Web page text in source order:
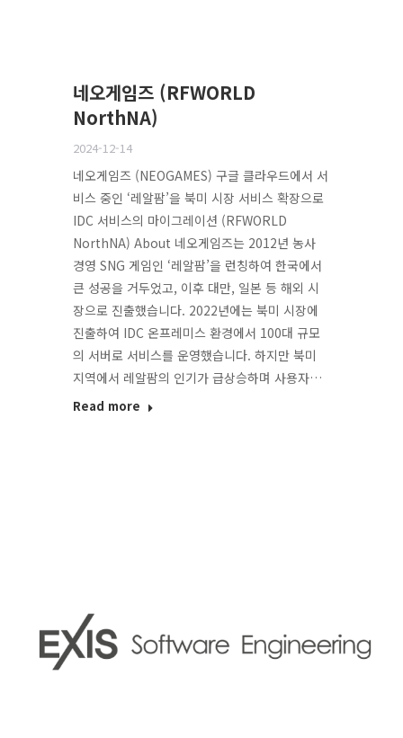
네오게임즈 (RFWORLD
NorthNA)
2024-12-14
네오게임즈 (NEOGAMES) 구글 클라우드에서 서
비스 중인 ‘레알팜’을 북미 시장 서비스 확장으로
IDC 서비스의 마이그레이션 (RFWORLD
NorthNA) About 네오게임즈는 2012년 농사
경영 SNG 게임인 ‘레알팜’을 런칭하여 한국에서
큰 성공을 거두었고, 이후 대만, 일본 등 해외 시
장으로 진출했습니다. 2022년에는 북미 시장에
진출하여 IDC 온프레미스 환경에서 100대 규모
의 서버로 서비스를 운영했습니다. 하지만 북미
지역에서 레알팜의 인기가 급상승하며 사용자…
Read more